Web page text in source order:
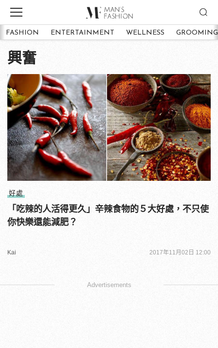
FASHION ENTERTAINMENT WELLNESS GROOMING
興奮
好處
「吃辣的人活得更久」辛辣食物的５大好處，不只使
你快樂還能減肥？
Kai 2017年11月02日 12:00
Advertisements